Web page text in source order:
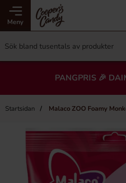
Meny
PANGPRIS 🎉
Startsidan Malaco ZOO Foamy